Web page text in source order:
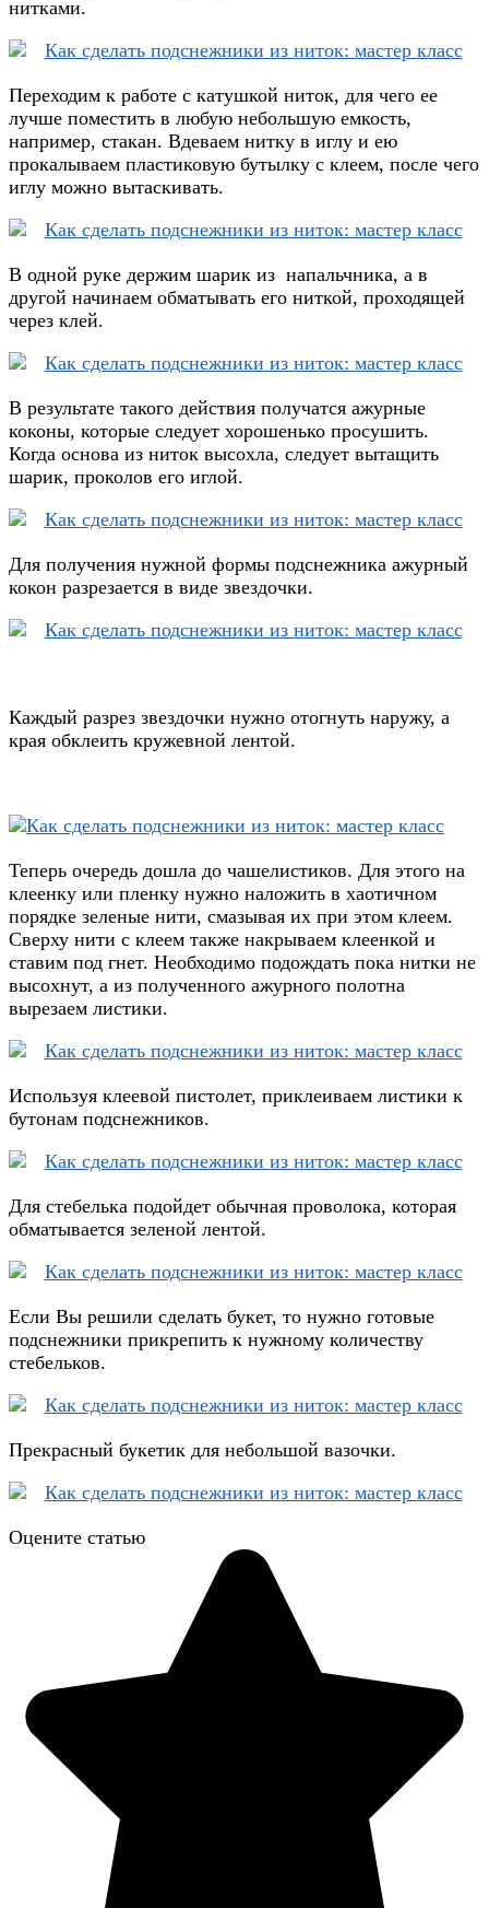
нитками.
Переходим к работе с катушкой ниток, для чего ее
лучше поместить в любую небольшую емкость,
например, стакан. Вдеваем нитку в иглу и ею
прокалываем пластиковую бутылку с клеем, после чего
иглу можно вытаскивать.
В одной руке держим шарик из напальчника, а в
другой начинаем обматывать его ниткой, проходящей
через клей.
В результате такого действия получатся ажурные
коконы, которые следует хорошенько просушить.
Когда основа из ниток высохла, следует вытащить
шарик, проколов его иглой.
Для получения нужной формы подснежника ажурный
кокон разрезается в виде звездочки.
Каждый разрез звездочки нужно отогнуть наружу, а
края обклеить кружевной лентой.
Теперь очередь дошла до чашелистиков. Для этого на
клеенку или пленку нужно наложить в хаотичном
порядке зеленые нити, смазывая их при этом клеем.
Сверху нити с клеем также накрываем клеенкой и
ставим под гнет. Необходимо подождать пока нитки не
высохнут, а из полученного ажурного полотна
вырезаем листики.
Используя клеевой пистолет, приклеиваем листики к
бутонам подснежников.
Для стебелька подойдет обычная проволока, которая
обматывается зеленой лентой.
Если Вы решили сделать букет, то нужно готовые
подснежники прикрепить к нужному количеству
стебельков.
Прекрасный букетик для небольшой вазочки.
Оцените статью